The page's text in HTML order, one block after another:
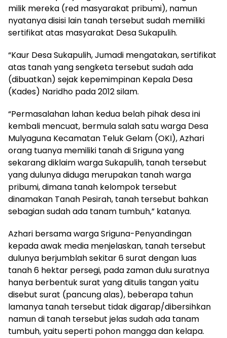
milik mereka (red masyarakat pribumi), namun
nyatanya disisi lain tanah tersebut sudah memiliki
sertifikat atas masyarakat Desa Sukapulih.
“Kaur Desa Sukapulih, Jumadi mengatakan, sertifikat
atas tanah yang sengketa tersebut sudah ada
(dibuatkan) sejak kepemimpinan Kepala Desa
(Kades) Naridho pada 2012 silam.
“Permasalahan lahan kedua belah pihak desa ini
kembali mencuat, bermula salah satu warga Desa
Mulyaguna Kecamatan Teluk Gelam (OKI), Azhari
orang tuanya memiliki tanah di Sriguna yang
sekarang diklaim warga Sukapulih, tanah tersebut
yang dulunya diduga merupakan tanah warga
pribumi, dimana tanah kelompok tersebut
dinamakan Tanah Pesirah, tanah tersebut bahkan
sebagian sudah ada tanam tumbuh,” katanya.
Azhari bersama warga Sriguna-Penyandingan
kepada awak media menjelaskan, tanah tersebut
dulunya berjumblah sekitar 6 surat dengan luas
tanah 6 hektar persegi, pada zaman dulu suratnya
hanya berbentuk surat yang ditulis tangan yaitu
disebut surat (pancung alas), beberapa tahun
lamanya tanah tersebut tidak digarap/dibersihkan
namun di tanah tersebut jelas sudah ada tanam
tumbuh, yaitu seperti pohon mangga dan kelapa.